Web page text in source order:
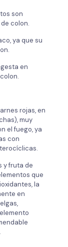
son
colon.
ya que su
en
rojas, en
muy
el fuego, ya
con
y fruta de
que
la
en